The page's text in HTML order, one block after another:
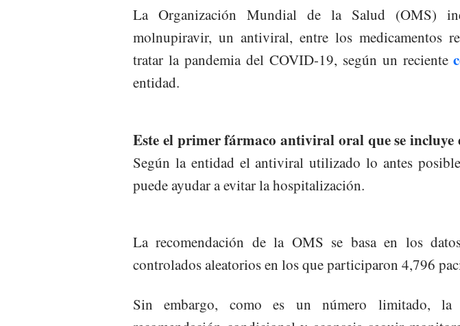
La Organización Mundial de la Salud (OMS)
molnupiravir, un antiviral, entre los medicamentos
tratar la pandemia del COVID-19, según un reciente
entidad.
Este el primer fármaco antiviral oral que se incluye
Según la entidad el antiviral utilizado lo antes
puede ayudar a evitar la hospitalización.
La recomendación de la OMS se basa en los
controlados aleatorios en los que participaron 4,796
Sin embargo, como es un número limitado, la